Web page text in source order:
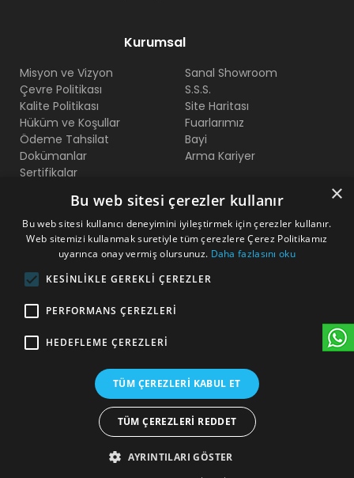
Kurumsal
Misyon ve Vizyon
Çevre Politikası
Kalite Politikası
Hüküm ve Koşullar
Ödeme Tahsilat
Dokümanlar
Sertifikalar
Sanal Showroom
S.S.S.
Site Haritası
Fuarlarımız
Bayi
Arma Kariyer
Bize Ulaşın
Beylikdüzü O.S.B Mermerciler San. Sitesi 2. Cadde No:11
×
Bu web sitesi çerezler kullanır
Bu web sitesi kullanıcı deneyimini iyileştirmek için çerezler kullanır.
Web sitemizi kullanmak suretiyle tüm çerezlere Çerez Politikamız
uyarınca onay vermiş olursunuz. Daha fazlasını oku
KESINLIKLE GEREKLI ÇEREZLER
PERFORMANS ÇEREZLERI
HEDEFLEME ÇEREZLERI
TÜM ÇEREZLERI KABUL ET
TÜM ÇEREZLERI REDDET
AYRINTILARI GÖSTER